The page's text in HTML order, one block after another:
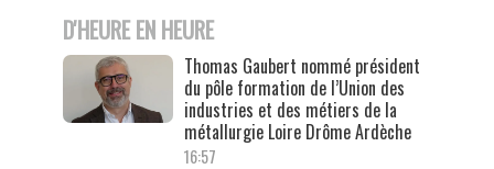
D'HEURE EN HEURE
Thomas Gaubert nommé président
du pôle formation de l’Union des
industries et des métiers de la
métallurgie Loire Drôme Ardèche
16:57